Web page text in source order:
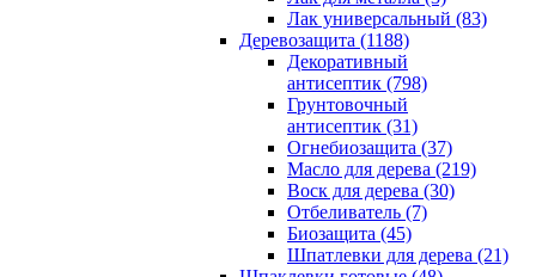
Лак универсальный (83)
Деревозащита (1188)
Декоративный
антисептик (798)
Грунтовочный
антисептик (31)
Огнебиозащита (37)
Масло для дерева (219)
Воск для дерева (30)
Отбеливатель (7)
Биозащита (45)
Шпатлевки для дерева (21)